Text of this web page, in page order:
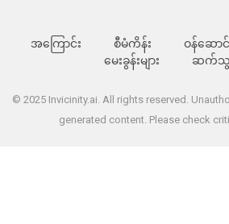
အကြောင်း စီမံကိန်း ဝန်ဆော
မေးခွန်းများ
ဆက်သွ
© 2025 Invicinity.ai. All rights reserved.
generated content. Please check